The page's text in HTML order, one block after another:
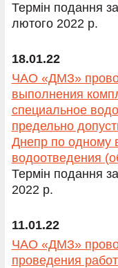
Термін подання
лютого 2022 р.
18.01.22
ЧАО «ДМЗ»
выполнения
специальное
предельно
Днепр по одному
водоотведения
Термін подання
2022 р.
11.01.22
ЧАО «ДМЗ»
проведения